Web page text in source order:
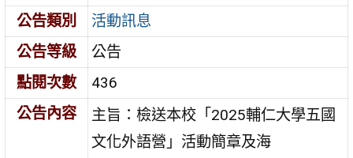
公告類別
活動訊息
公告等級
公告
點閱次數
436
公告內容
主旨：檢送本校「2025輔仁大學五國
文化外語營」活動簡章及海